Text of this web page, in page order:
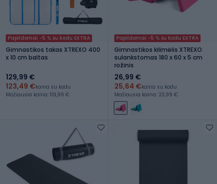
Papildomai -5 % su kodu EXTRA
Gimnastikos takas XTREXO 400
x 10 cm baltas
129,99 €
123,49 €kaina su kodu
Mažiausia kaina: 119,99 €
Papildomai -5 % su kodu EXTRA
Gimnastikos kilimėlis XTREXO
sulankstomas 180 x 60 x 5 cm
rožinis
26,99 €
25,64 €kaina su kodu
Mažiausia kaina: 23,99 €